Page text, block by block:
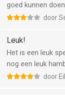
goed kunnen
door
Leuk!
Het is een leuk
nog een leuk
door